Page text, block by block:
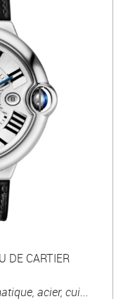
DE CARTIER
acier, cui...